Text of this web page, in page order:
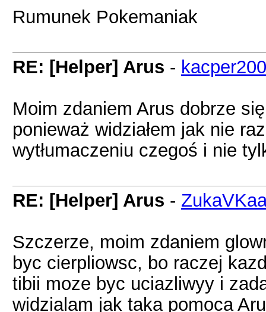
Rumunek Pokemaniak
RE: [Helper] Arus -
Moim zdaniem Arus dobrze
ponieważ widziałem jak nie
wytłumaczeniu czegoś i nie
RE: [Helper] Arus -
Szczerze, moim zdaniem
byc cierpliowsc, bo raczej
tibii moze byc uciazliwyy i
widzialam jak taka pomoca